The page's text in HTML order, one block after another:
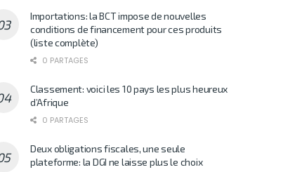
Importations: la BCT impose de nouvelles
conditions de financement pour ces produits
(liste complète)
0 PARTAGES
Classement: voici les 10 pays les plus heureux
d’Afrique
0 PARTAGES
Deux obligations fiscales, une seule
plateforme: la DGI ne laisse plus le choix